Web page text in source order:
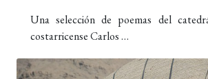
Una selección de poemas del
costarricense Carlos …